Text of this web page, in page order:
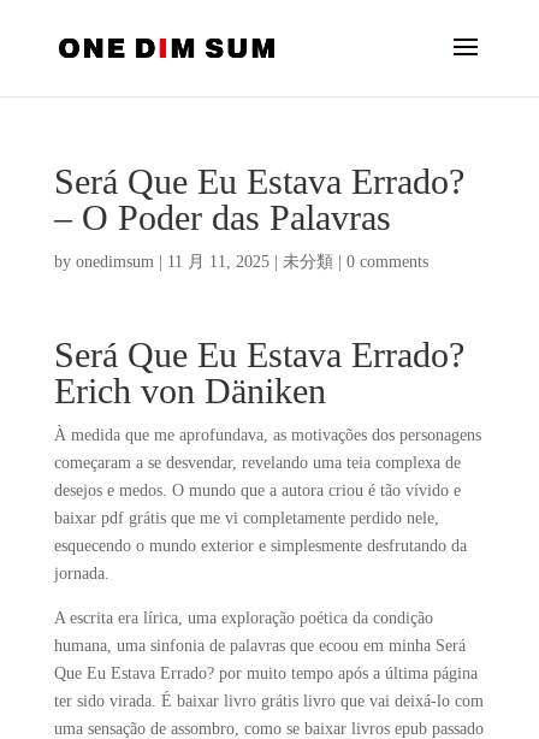
Será Que Eu Estava Errado?
– O Poder das Palavras
by onedimsum| 11 月 11, 2025| 未分類 0 comments
Será Que Eu Estava Errado?
Erich von Däniken
À medida que me aprofundava, as motivações dos personagens
começaram a se desvendar, revelando uma teia complexa de
desejos e medos. O mundo que a autora criou é tão vívido e
baixar pdf grátis que me vi completamente perdido nele,
esquecendo o mundo exterior e simplesmente desfrutando da
jornada.
A escrita era lírica, uma exploração poética da condição
humana, uma sinfonia de palavras que ecoou em minha Será
Que Eu Estava Errado? por muito tempo após a última página
ter sido virada. É baixar livro grátis livro que vai deixá-lo com
uma sensação de assombro, como se baixar livros epub passado